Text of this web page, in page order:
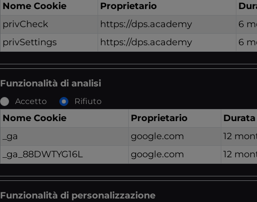
Nome Cookie Proprietario
privCheck
https://dps.academy 6
privSettings
https://dps.academy 6
Funzionalità di analisi
Accetto Rifiuto
Nome Cookie Proprietario Durata
_ga
google.com 12
_ga_88DWTYG16L
google.com 12
Funzionalità di personalizzazione